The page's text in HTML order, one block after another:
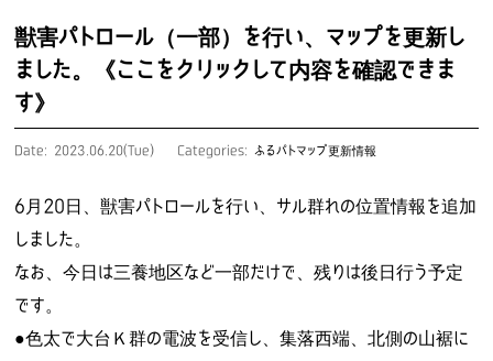
獣害パトロール（一部）を行い、マップを更新し
ました。《ここをクリックして内容を確認できま
す》
Date: 2023.06.20(Tue) Categories:ふるパトマップ更新情報
6月20日、獣害パトロールを行い、サル群れの位置情報を追加
しました。
なお、今日は三養地区など一部だけで、残りは後日行う予定
です。
●色太で大台Ｋ群の電波を受信し、集落西端、北側の山裾に